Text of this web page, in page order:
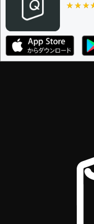
編集ガイドライン